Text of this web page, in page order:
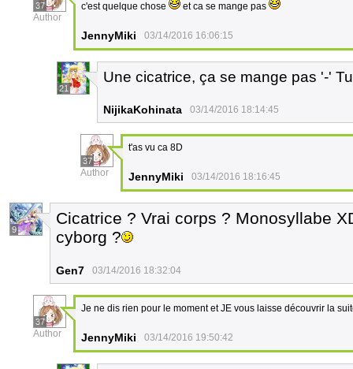
37
Author
c'est quelque chose
et ca se mange pas
JennyMiki 03/14/2016 16:06:15
21
Une cicatrice, ça se mange pas '-'
NijikaKohinata 03/14/2016 18:14:45
37
Author
t'as vu ca 8D
JennyMiki 03/14/2016 18:16:45
9
Cicatrice ? Vrai corps ? Monosyllabe
cyborg ?
Gen7 03/14/2016 18:32:04
37
Author
Je ne dis rien pour le moment et JE vous laisse découvrir la
JennyMiki 03/14/2016 19:50:42